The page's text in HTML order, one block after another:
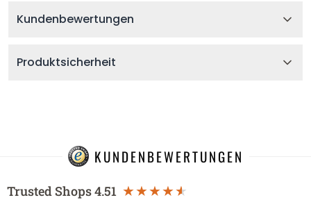
Kundenbewertungen
Produktsicherheit
KUNDENBEWERTUNGEN
Trusted Shops4.51